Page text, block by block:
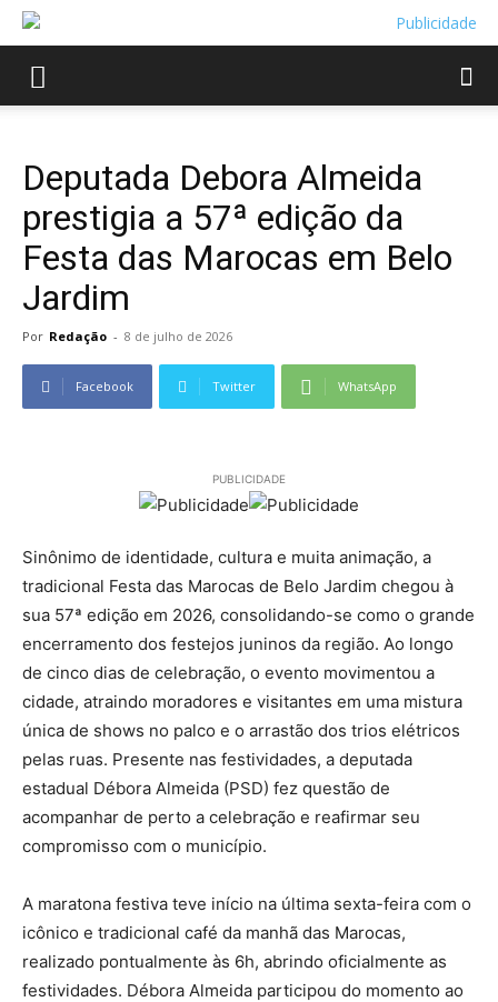
Deputada Debora Almeida
prestigia a 57ª edição da
Festa das Marocas em Belo
Jardim
Por Redação - 8 de julho de 2026
Facebook Twitter WhatsApp
PUBLICIDADE
Sinônimo de identidade, cultura e muita animação, a
tradicional Festa das Marocas de Belo Jardim chegou à
sua 57ª edição em 2026, consolidando-se como o grande
encerramento dos festejos juninos da região. Ao longo
de cinco dias de celebração, o evento movimentou a
cidade, atraindo moradores e visitantes em uma mistura
única de shows no palco e o arrastão dos trios elétricos
pelas ruas. Presente nas festividades, a deputada
estadual Débora Almeida (PSD) fez questão de
acompanhar de perto a celebração e reafirmar seu
compromisso com o município.
A maratona festiva teve início na última sexta-feira com o
icônico e tradicional café da manhã das Marocas,
realizado pontualmente às 6h, abrindo oficialmente as
festividades. Débora Almeida participou do momento ao